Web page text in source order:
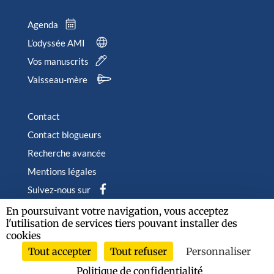
Agenda
L’odyssée AMI
Vos manuscrits
Vaisseau-mère
Contact
Contact blogueurs
Recherche avancée
Mentions légales
Suivez-nous sur
2026 © Albin Michel Imaginaire - Tous droits réservés
En poursuivant votre navigation, vous acceptez
l'utilisation de services tiers pouvant installer des
cookies
Tout accepter
Tout refuser
Personnaliser
Politique de confidentialité